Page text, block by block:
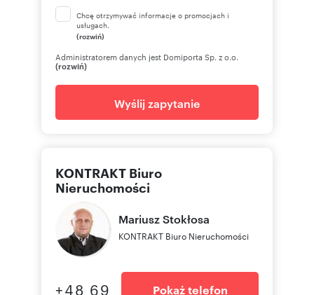
Chcę otrzymywać informacje o promocjach i
usługach.
(rozwiń)
Administratorem danych jest Domiporta Sp. z o.o.
(rozwiń)
Wyślij zapytanie
KONTRAKT Biuro
Nieruchomości
MariuszStokłosa
KONTRAKT Biuro Nieruchomości
+48 69 Pokaż telefon